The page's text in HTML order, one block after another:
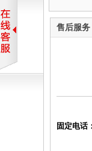
售后服务
固定电话